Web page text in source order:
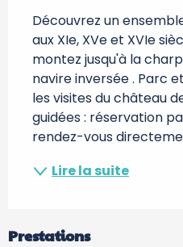
Découvrez un
aux XIe, XVe et XVIe
montez jusqu'à la
navire inversée . Parc
les visites du château
guidées : réservation
rendez-vous
Lire la suite
Prestations